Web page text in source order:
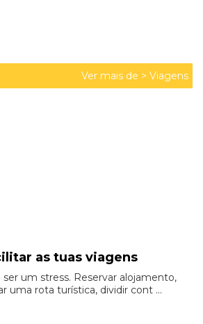
Ver mais de > Viagens
as tuas viagens
ser um stress. Reservar alojamento,
uma rota turística, dividir cont ...